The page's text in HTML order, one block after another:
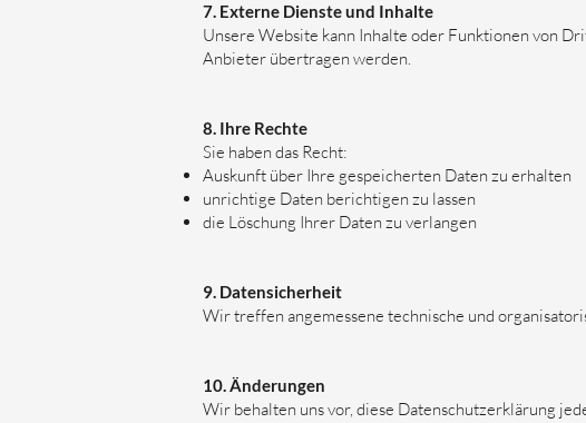
7. Externe Dienste und Inhalte
Unsere Website kann Inhalte oder Funktionen von
Anbieter übertragen werden.
8. Ihre Rechte
Sie haben das Recht:
Auskunft über Ihre gespeicherten Daten zu erhalten
unrichtige Daten berichtigen zu lassen
die Löschung Ihrer Daten zu verlangen
9. Datensicherheit
Wir treffen angemessene technische und
10. Änderungen
Wir behalten uns vor, diese Datenschutzerklärung